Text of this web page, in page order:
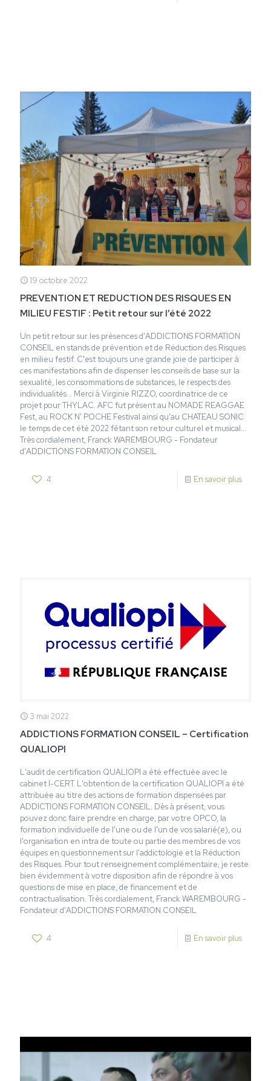
19 octobre 2022
PREVENTION ET REDUCTION DES RISQUES EN
MILIEU FESTIF : Petit retour sur l’été 2022
Un petit retour sur les présences d'ADDICTIONS FORMATION
CONSEIL en stands de prévention et de Réduction des Risques
en milieu festif. C'est toujours une grande joie de participer à
ces manifestations afin de dispenser les conseils de base sur la
sexualité, les consommations de substances, le respects des
individualités... Merci à Virginie RIZZO, coordinatrice de ce
projet pour THYLAC. AFC fut présent au NOMADE REAGGAE
Fest, au ROCK N' POCHE Festival ainsi qu'au CHATEAU SONIC
le temps de cet été 2022 fêtant son retour culturel et musical...
Très cordialement, Franck WAREMBOURG - Fondateur
d'ADDICTIONS FORMATION CONSEIL
4 En savoir plus
3 mai 2022
ADDICTIONS FORMATION CONSEIL – Certification
QUALIOPI
L'audit de certification QUALIOPI a été effectuée avec le
cabinet I-CERT. L'obtention de la certification QUALIOPI a été
attribuée au titre des actions de formation dispensées par
ADDICTIONS FORMATION CONSEIL. Dès à présent, vous
pouvez donc faire prendre en charge, par votre OPCO, la
formation individuelle de l'une ou de l'un de vos salarié(e), ou
l'organisation en intra de toute ou partie des membres de vos
équipes en questionnement sur l'addictologie et la Réduction
des Risques. Pour tout renseignement complémentaire, je reste
bien évidemment à votre disposition afin de répondre à vos
questions de mise en place, de financement et de
contractualisation. Très cordialement, Franck WAREMBOURG -
Fondateur d'ADDICTIONS FORMATION CONSEIL
4 En savoir plus